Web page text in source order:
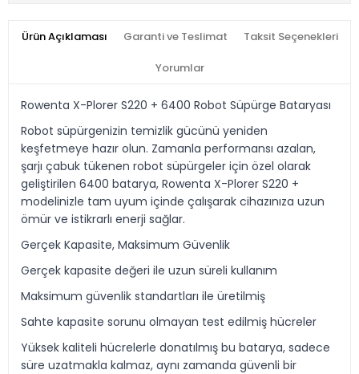
Ürün Açıklaması Garanti ve Teslimat Taksit Seçenekleri
Yorumlar
Rowenta X-Plorer S220 + 6400 Robot Süpürge Bataryası
Robot süpürgenizin temizlik gücünü yeniden
keşfetmeye hazır olun. Zamanla performansı azalan,
şarjı çabuk tükenen robot süpürgeler için özel olarak
geliştirilen 6400 batarya, Rowenta X-Plorer S220 +
modelinizle tam uyum içinde çalışarak cihazınıza uzun
ömür ve istikrarlı enerji sağlar.
Gerçek Kapasite, Maksimum Güvenlik
Gerçek kapasite değeri ile uzun süreli kullanım
Maksimum güvenlik standartları ile üretilmiş
Sahte kapasite sorunu olmayan test edilmiş hücreler
Yüksek kaliteli hücrelerle donatılmış bu batarya, sadece
süre uzatmakla kalmaz, aynı zamanda güvenli bir